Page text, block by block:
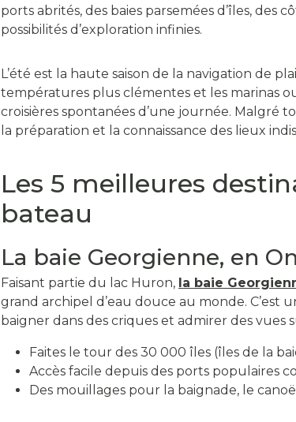
ports abrités, des baies parsemées d’îles, des
possibilités d’exploration infinies.
L’été est la haute saison de la navigation de
températures plus clémentes et les marinas
croisières spontanées d’une journée. Malgré
la préparation et la connaissance des lieux
Les 5 meilleures
bateau
La baie Georgienne, en
Faisant partie du lac Huron, la baie
grand archipel d’eau douce au monde. C’est
baigner dans des criques et admirer des vues
Faites le tour des 30 000 îles (îles de la
Accès facile depuis des ports populaires
Des mouillages pour la baignade, le